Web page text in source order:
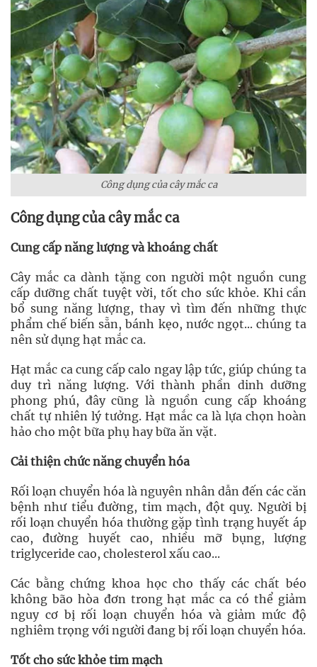
Công dụng của cây mắc ca
Công dụng của cây mắc ca
Cung cấp năng lượng và khoáng chất
Cây mắc ca dành tặng con người một nguồn cung
cấp dưỡng chất tuyệt vời, tốt cho sức khỏe. Khi cần
bổ sung năng lượng, thay vì tìm đến những thực
phẩm chế biến sẵn, bánh kẹo, nước ngọt... chúng ta
nên sử dụng hạt mắc ca.
Hạt mắc ca cung cấp calo ngay lập tức, giúp chúng ta
duy trì năng lượng. Với thành phần dinh dưỡng
phong phú, đây cũng là nguồn cung cấp khoáng
chất tự nhiên lý tưởng. Hạt mắc ca là lựa chọn hoàn
hảo cho một bữa phụ hay bữa ăn vặt.
Cải thiện chức năng chuyển hóa
Rối loạn chuyển hóa là nguyên nhân dẫn đến các căn
bệnh như tiểu đường, tim mạch, đột quỵ. Người bị
rối loạn chuyển hóa thường gặp tình trạng huyết áp
cao, đường huyết cao, nhiều mỡ bụng, lượng
triglyceride cao, cholesterol xấu cao...
Các bằng chứng khoa học cho thấy các chất béo
không bão hòa đơn trong hạt mắc ca có thể giảm
nguy cơ bị rối loạn chuyển hóa và giảm mức độ
nghiêm trọng với người đang bị rối loạn chuyển hóa.
Tốt cho sức khỏe tim mạch